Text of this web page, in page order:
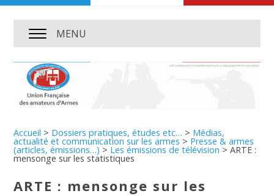
MENU
Accueil > Dossiers pratiques, études etc… > Médias,
actualité et communication sur les armes > Presse & armes
(articles, émissions…) > Les émissions de télévision >ARTE :
mensonge sur les statistiques
ARTE : mensonge sur les